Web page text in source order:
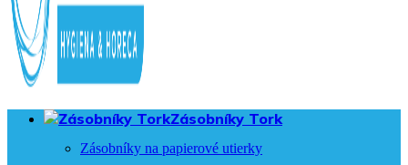
Zásobníky Tork
Zásobníky na papierové utierky